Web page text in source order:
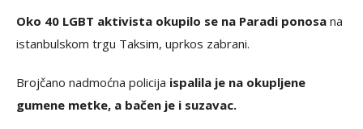
Oko 40 LGBT aktivista okupilo se na Paradi ponosa na
istanbulskom trgu Taksim, uprkos zabrani.
Brojčano nadmoćna policija ispalila je na okupljene
gumene metke, a bačen je i suzavac.